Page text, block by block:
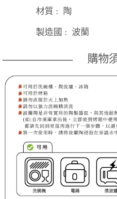
材質 : 陶
製造國 : 波蘭
購物